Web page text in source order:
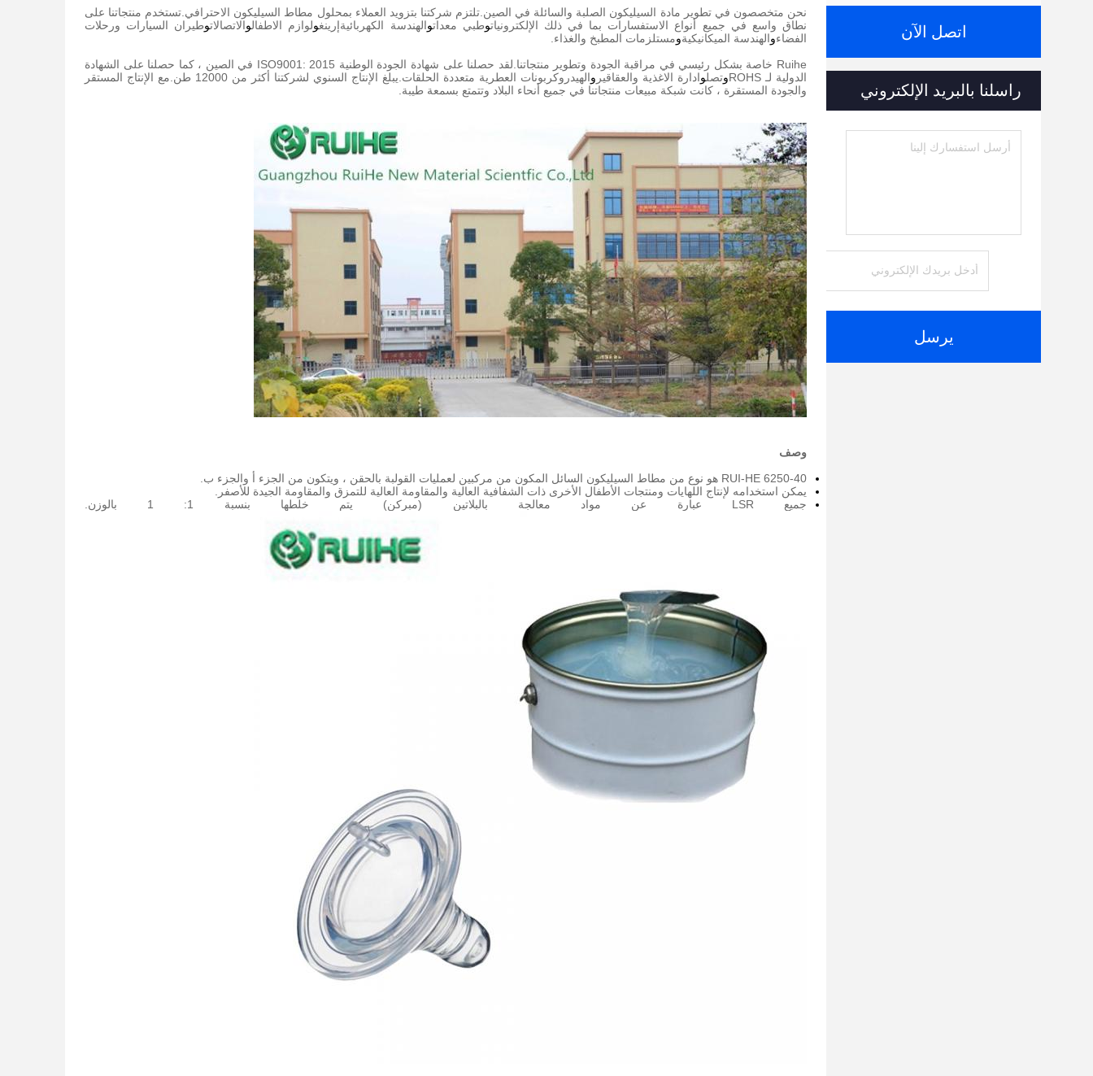
اتصل الآن
راسلنا بالبريد الإلكتروني
يرسل
نحن متخصصون في تطوير مادة السيليكون الصلبة والسائلة في الصين.تلتزم شركتنا بتزويد العملاء بمحلول مطاط السيليكون الاحترافي.تستخدم منتجاتنا على
نطاق واسع في جميع أنواع الاستفسارات بما في ذلك الإلكترونياتوطبي معداتوالهندسة الكهربائيةإرينغولوازم الاطفالوالاتصالاتوطيران السيارات ورحلات
الفضاءوالهندسة الميكانيكيةومستلزمات المطبخ والغذاء.
Ruihe خاصة بشكل رئيسي في مراقبة الجودة وتطوير منتجاتنا.لقد حصلنا على شهادة الجودة الوطنية ISO9001: 2015 في الصين ، كما حصلنا على الشهادة
الدولية لـ ROHS
وتصلوادارة الاغذية والعقاقير و
الهيدروكربونات العطرية متعددة الحلقات.يبلغ الإنتاج السنوي لشركتنا أكثر من 12000 طن.مع الإنتاج المستقر
والجودة المستقرة ، كانت شبكة مبيعات منتجاتنا في جميع أنحاء البلاد وتتمتع بسمعة طيبة.
وصف
RUI-HE 6250-40 هو نوع من مطاط السيليكون السائل المكون من مركبين لعمليات القولبة بالحقن ، ويتكون من الجزء أ والجزء ب.
يمكن استخدامه لإنتاج اللهايات ومنتجات الأطفال الأخرى ذات الشفافية العالية والمقاومة العالية للتمزق والمقاومة الجيدة للأصفر.
جميع LSR عبارة عن مواد معالجة بالبلاتين (مبركن) يتم خلطها بنسبة 1: 1 بالوزن.